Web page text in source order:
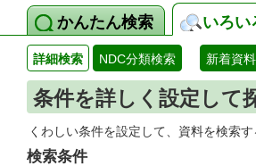
かんたん検索 いろい
詳細検索 NDC分類検索 新着資料
条件を詳しく設定して
くわしい条件を設定して、資料を検索す
検索条件